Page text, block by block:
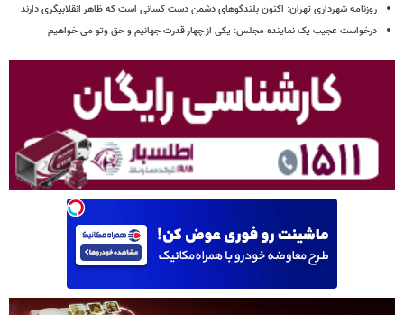
روزنامه شهرداری تهران: اکنون بلندگوهای دشمن دست کسانی است که ظاهر انقلابیگری دارند
درخواست عجیب یک نماینده مجلس: یکی از چهار قدرت جهانیم و حق وتو می خواهیم